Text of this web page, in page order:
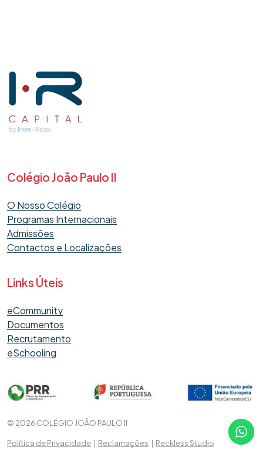
Colégio João Paulo II
O Nosso Colégio
Programas Internacionais
Admissões
Contactos e Localizações
Links Úteis
eCommunity
Documentos
Recrutamento
eSchooling
© 2026 COLÉGIO JOÃO PAULO II
Política de Privacidade | Reclamações | Reckless Studio